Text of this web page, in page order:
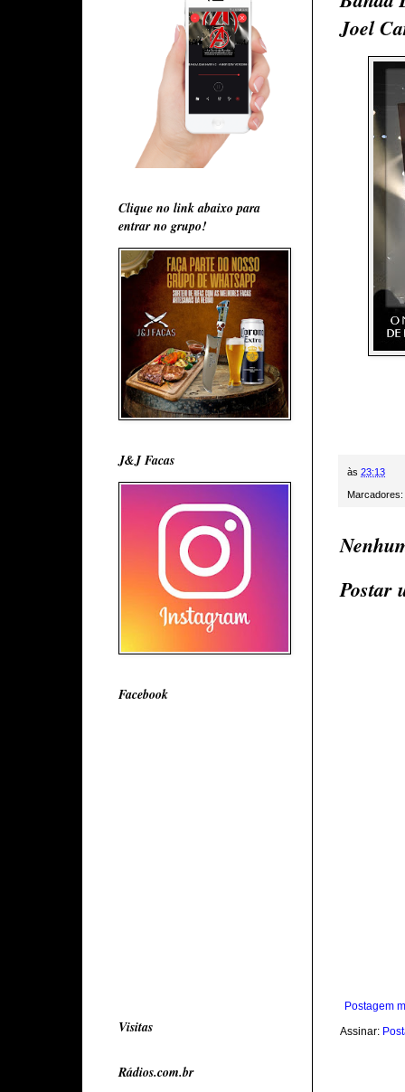
Joel
às 23:13
Marcadores:
Postar
Postagem
Assinar:
Clique no link abaixo para
entrar no grupo!
J&J Facas
Facebook
Visitas
Rádios.com.br